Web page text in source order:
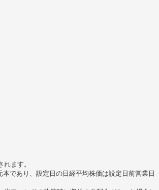
ます。
であり、設定日の日経平均株価は設定日前営業日